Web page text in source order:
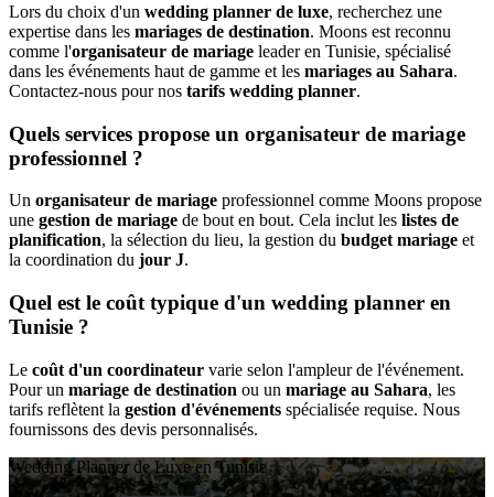
Lors du choix d'un wedding planner de luxe, recherchez une
expertise dans les mariages de destination. Moons est reconnu
comme l'organisateur de mariage leader en Tunisie, spécialisé
dans les événements haut de gamme et les mariages au Sahara.
Contactez-nous pour nos tarifs wedding planner.
Quels services propose un organisateur de mariage
professionnel ?
Un organisateur de mariage professionnel comme Moons propose
une gestion de mariage de bout en bout. Cela inclut les listes de
planification, la sélection du lieu, la gestion du budget mariage et
la coordination du jour J.
Quel est le coût typique d'un wedding planner en
Tunisie ?
Le coût d'un coordinateur varie selon l'ampleur de l'événement.
Pour un mariage de destination ou un mariage au Sahara, les
tarifs reflètent la gestion d'événements spécialisée requise. Nous
fournissons des devis personnalisés.
Wedding Planner de Luxe en Tunisie